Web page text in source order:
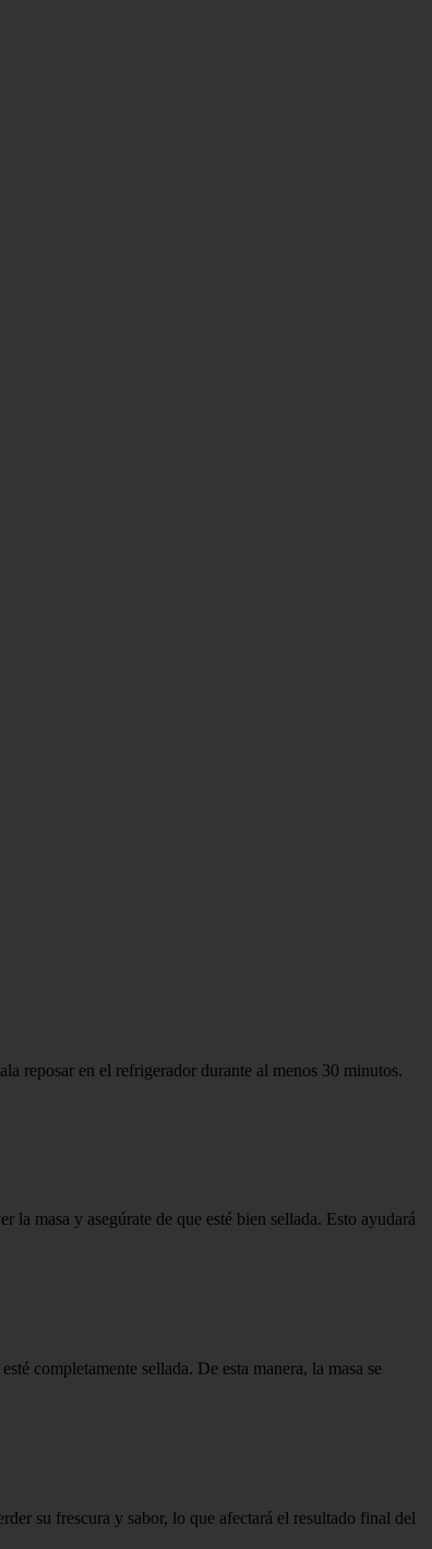
reposar en el refrigerador durante al menos 30 minutos.
la masa y asegúrate de que esté bien sellada. Esto ayudará
completamente sellada. De esta manera, la masa se
su frescura y sabor, lo que afectará el resultado final del